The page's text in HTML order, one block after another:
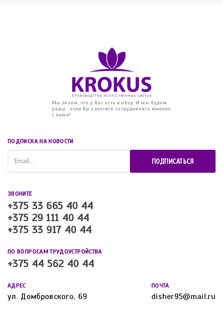
Мы знаем, что у Вас есть выбор. И мы будем
рады, если Вы захотите сотрудничать именно
с нами!
ПОДПИСКА НА НОВОСТИ
ПОДПИСАТЬСЯ
ЗВОНИТЕ
+375 33 665 40 44
+375 29 111 40 44
+375 33 917 40 44
ПО ВОПРОСАМ ТРУДОУСТРОЙСТВА
+375 44 562 40 44
АДРЕС
ул. Домбровского, 69
ПОЧТА
disher95@mail.ru